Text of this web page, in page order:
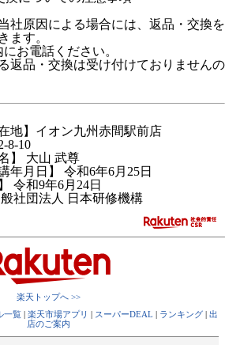
社原因による場合には、返品・交換を
ます。
お電話ください。
返品・交換は受け付けておりませんの
地】イオン九州赤間駅前店
8-10
】 大山 武尊
年月日】 令和6年6月25日
令和9年6月24日
社団法人 日本研修機構
楽天トップへ >>
一覧 | 楽天市場アプリ | スーパーDEAL | ランキング | 出
店のご案内